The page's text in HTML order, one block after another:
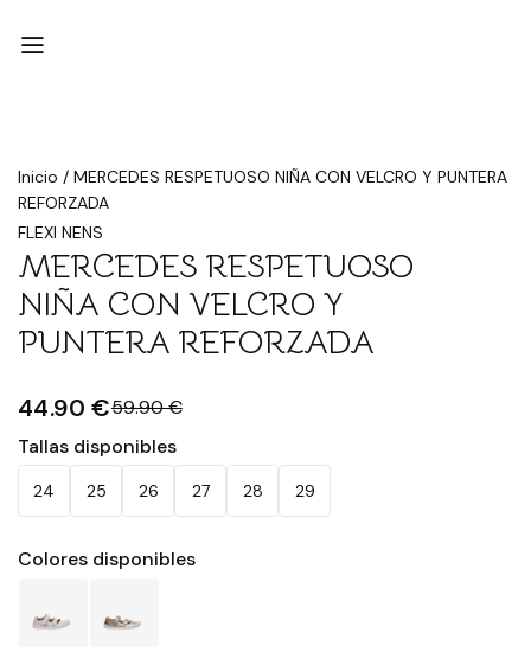
Inicio / MERCEDES RESPETUOSO NIÑA CON VELCRO Y PUNTERA
REFORZADA
Rebajado
FLEXI NENS
MERCEDES RESPETUOSO
NIÑA CON VELCRO Y
PUNTERA REFORZADA
44.90 €59.90 €
Tallas disponibles
24 25 26 27 28 29
Colores disponibles